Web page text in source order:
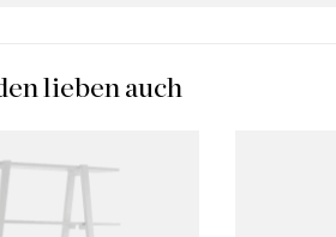
lieben auch